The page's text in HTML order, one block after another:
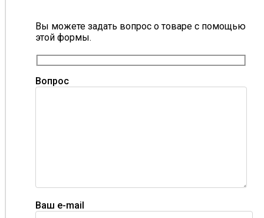
Вы можете задать вопрос о товаре с помощью
этой формы.
Вопрос
Ваш e-mail